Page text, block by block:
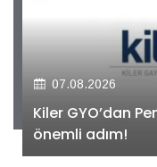
07.08.2026
Kiler GYO’dan
önemli adım!